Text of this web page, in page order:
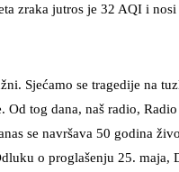
zraka jutros je 32 AQI i nosi
Sjećamo se tragedije na
Od tog dana, naš radio,
se navršava 50 godina
o proglašenju 25. maja,